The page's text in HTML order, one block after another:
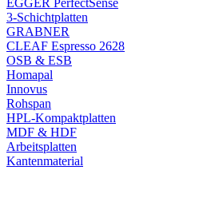
EGGER PerfectSense
3-Schichtplatten
GRABNER
CLEAF Espresso 2628
OSB & ESB
Homapal
Innovus
Rohspan
HPL-Kompaktplatten
MDF & HDF
Arbeitsplatten
Kantenmaterial